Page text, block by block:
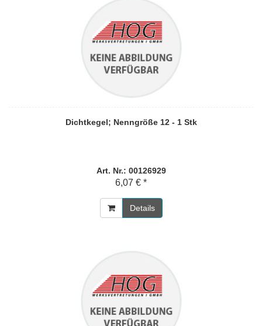
Dichtkegel; Nenngröße 12 - 1 Stk
Art. Nr.: 00126929
6,07 € *
Details